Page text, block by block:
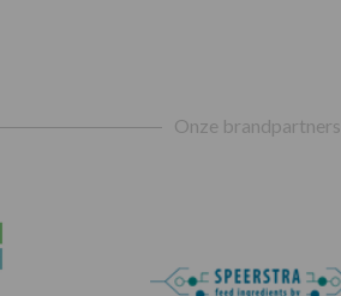
Onze brandpartners